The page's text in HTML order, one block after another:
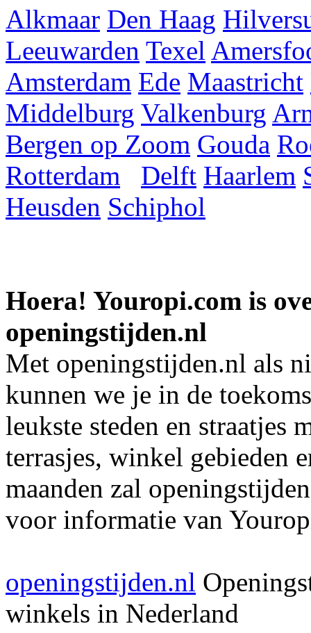
Alkmaar Den Haag
Leeuwarden Texel
Amsterdam Ede Maastricht
Middelburg Valkenburg
Bergen op Zoom Gouda
Rotterdam
Delft Haarlem
Heusden Schiphol
Hoera! Youropi.com is
openingstijden.nl
Met openingstijden.nl als
kunnen we je in de
leukste steden en straatjes
terrasjes, winkel gebieden
maanden zal
voor informatie van
openingstijden.nl
winkels in Nederland